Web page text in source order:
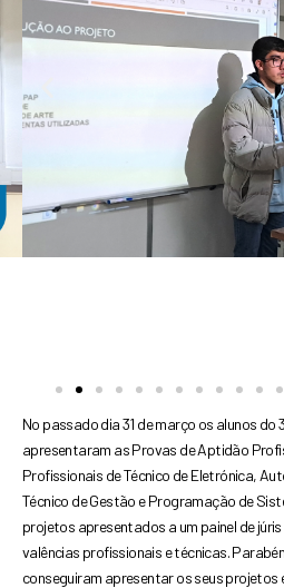
No passado dia 31 de março os alunos do
apresentaram as Provas de Aptidão
Profissionais de Técnico deEletrónica,
Técnico deGestão e Programação de
projetos apresentados a um painel de júris
valências profissionais e técnicas.
conseguiram apresentaros seus projetos